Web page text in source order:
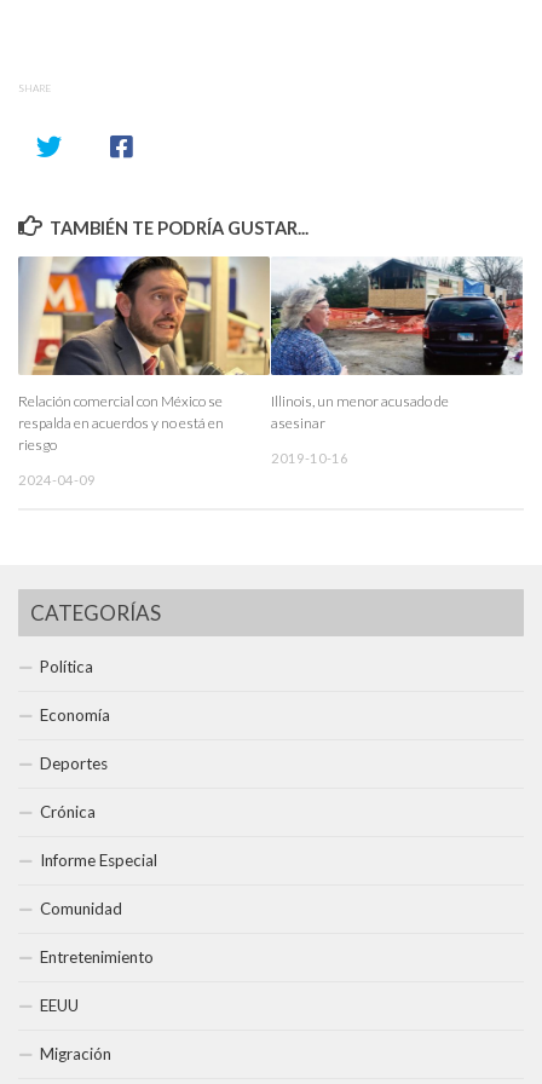
SHARE
TAMBIÉN TE PODRÍA GUSTAR...
Relación comercial con México se
respalda en acuerdos y no está en
riesgo
2024-04-09
Illinois, un menor acusado de
asesinar
2019-10-16
CATEGORÍAS
Política
Economía
Deportes
Crónica
Informe Especial
Comunidad
Entretenimiento
EEUU
Migración